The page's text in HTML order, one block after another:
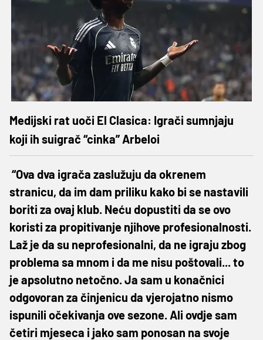
Medijski rat uoči El Clasica: Igrači sumnjaju
koji ih suigrač “cinka” Arbeloi
“Ova dva igrača zaslužuju da okrenem
stranicu, da im dam priliku kako bi se nastavili
boriti za ovaj klub. Neću dopustiti da se ovo
koristi za propitivanje njihove profesionalnosti.
Laž je da su neprofesionalni, da ne igraju zbog
problema sa mnom i da me nisu poštovali... to
je apsolutno netočno. Ja sam u konačnici
odgovoran za činjenicu da vjerojatno nismo
ispunili očekivanja ove sezone. Ali ovdje sam
četiri mjeseca i jako sam ponosan na svoje